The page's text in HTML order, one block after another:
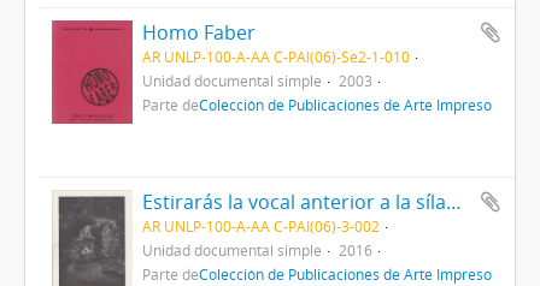
Homo Faber
AR UNLP-100-A-AA C-PAI(06)-Se2-1-010
Unidad documental simple
2003
Parte deColección de Publicaciones de Arte Impreso
Estirarás la vocal anterior a la sílaba acentuada
AR UNLP-100-A-AA C-PAI(06)-3-002
Unidad documental simple
2016
Parte deColección de Publicaciones de Arte Impreso